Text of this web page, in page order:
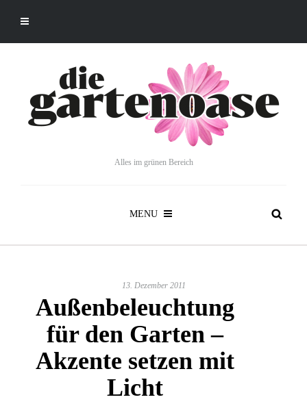
Alles im grünen Bereich
MENU
13. Dezember 2011
Außenbeleuchtung
für den Garten –
Akzente setzen mit
Licht